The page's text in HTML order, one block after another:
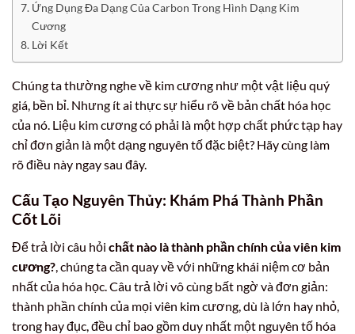
Ứng Dụng Đa Dạng Của Carbon Trong Hình Dạng Kim
Cương
Lời Kết
Chúng ta thường nghe về kim cương như một vật liệu quý
giá, bền bỉ. Nhưng ít ai thực sự hiểu rõ về bản chất hóa học
của nó. Liệu kim cương có phải là một hợp chất phức tạp hay
chỉ đơn giản là một dạng nguyên tố đặc biệt? Hãy cùng làm
rõ điều này ngay sau đây.
Cấu Tạo Nguyên Thủy: Khám Phá Thành Phần
Cốt Lõi
Để trả lời câu hỏi chất nào là thành phần chính của viên kim
cương? , chúng ta cần quay về với những khái niệm cơ bản
nhất của hóa học. Câu trả lời vô cùng bất ngờ và đơn giản:
thành phần chính của mọi viên kim cương, dù là lớn hay nhỏ,
trong hay đục, đều chỉ bao gồm duy nhất một nguyên tố hóa